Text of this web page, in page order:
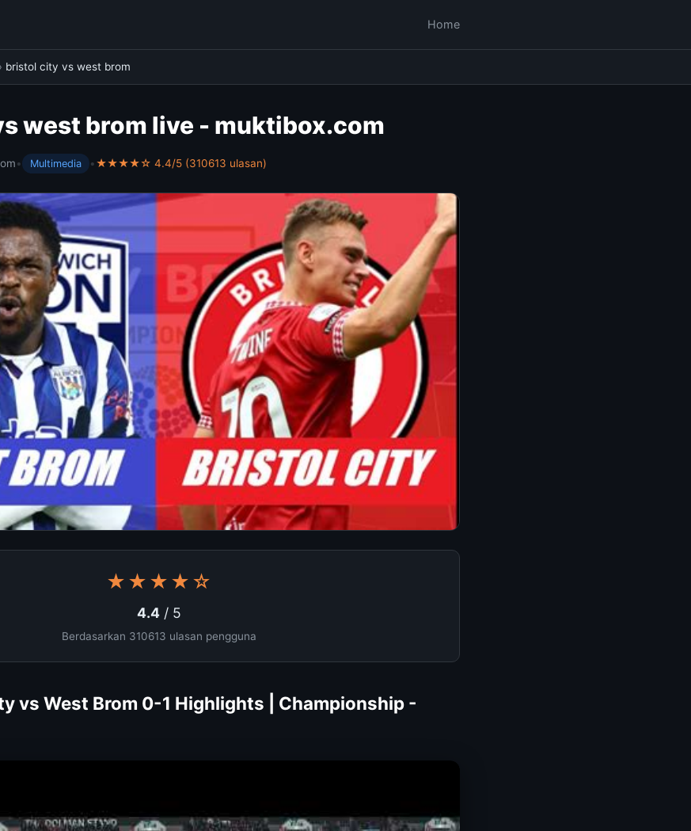
Home
› bristol city vs west brom
west brom live - muktibox.com
• Multimedia •★★★★☆ 4.4/5 (310613 ulasan)
★★★★☆
4.4 / 5
Berdasarkan 310613 ulasan pengguna
vs West Brom 0-1 Highlights | Championship -